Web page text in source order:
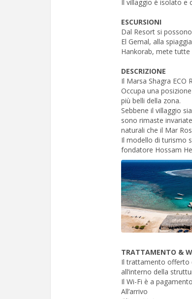
Il villaggio è isolato e
ESCURSIONI
Dal Resort si
El Gemal, alla
Hankorab, mete tutte
DESCRIZIONE
Il Marsa Shagra
Occupa una
più belli della zona.
Sebbene il villaggio
sono rimaste
naturali che il Mar
Il modello di turismo
fondatore Hossam
TRATTAMENTO &
Il trattamento offerto
all’interno della
Il Wi-Fi è a
All’arrivo